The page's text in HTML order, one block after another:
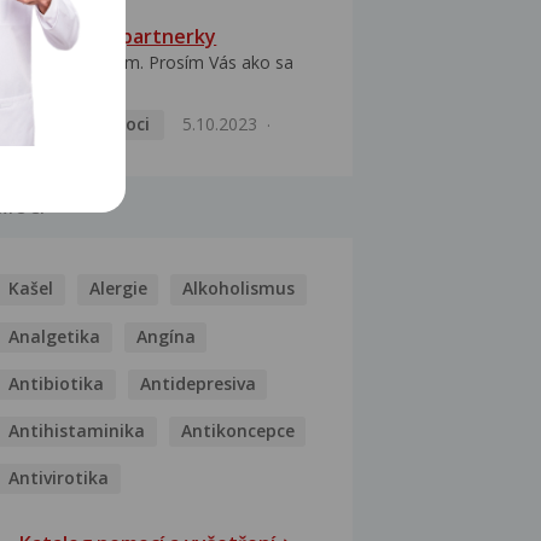
HPV typ 52 u partnerky
Dobrý deň prajem. Prosím Vás ako sa
Pohlavní nemoci
5.10.2023
Kašel Alergie Alkoholismus
Analgetika Angína
Antibiotika Antidepresiva
Antihistaminika Antikoncepce
Antivirotika